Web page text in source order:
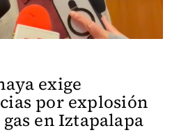
exige
por explosión
en Iztapalapa